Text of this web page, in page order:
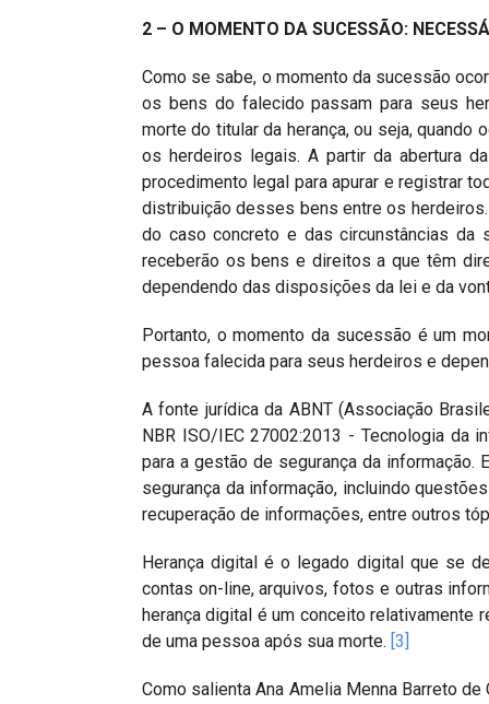
2 – O MOMENTO DA SUCESSÃO:
Como se sabe, o momento da sucessão
os bens do falecido passam para seus
morte do titular da herança, ou seja,
os herdeiros legais. A partir da abertura
procedimento legal para apurar e registrar
distribuição desses bens entre os
do caso concreto e das circunstâncias da
receberão os bens e direitos a que têm
dependendo das disposições da lei e da
Portanto, o momento da sucessão é um
pessoa falecida para seus herdeiros e
A fonte jurídica da ABNT (Associação
NBR ISO/IEC 27002:2013 - Tecnologia da
para a gestão de segurança da
segurança da informação, incluindo
recuperação de informações, entre outros
Herança digital é o legado digital que se
contas on-line, arquivos, fotos e outras
herança digital é um conceito
de uma pessoa após sua morte. [3]
Como salienta Ana Amelia Menna Barreto